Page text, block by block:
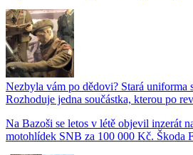
Nezbyla vám po dědovi? Stará uniforma
Rozhoduje jedna součástka, kterou po
Na Bazoši se letos v létě objevil inzerát
motohlídek SNB za 100 000 Kč. Škoda